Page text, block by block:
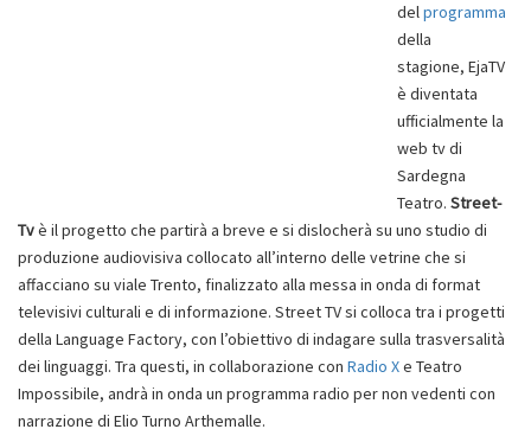
delprogramma
della
stagione, EjaTV
è diventata
ufficialmente la
web tv di
Sardegna
Teatro. Street-
Tvè il progetto che partirà a breve e si dislocherà su uno studio di
produzione audiovisiva collocato all’interno delle vetrine che si
affacciano su viale Trento, finalizzato alla messa in onda di format
televisivi culturali e di informazione. Street TV si colloca tra i progetti
della Language Factory, con l’obiettivo di indagare sulla trasversalità
dei linguaggi. Tra questi, in collaborazione con Radio Xe Teatro
Impossibile, andrà in onda un programma radio per non vedenti con
narrazione di Elio Turno Arthemalle.